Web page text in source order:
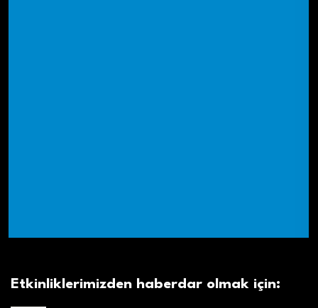
Etkinliklerimizden haberdar olmak için: